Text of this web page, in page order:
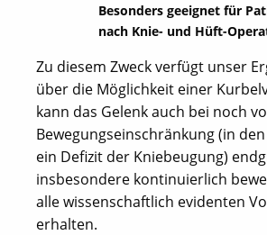
Besonders geeignet für
nach Knie- und Hüft-
Zu diesem Zweck verfügt unser
über die Möglichkeit einer
kann das Gelenk auch bei noch
Bewegungseinschränkung (in
ein Defizit der Kniebeugung)
insbesondere kontinuierlich
alle wissenschaftlich evidenten
erhalten.